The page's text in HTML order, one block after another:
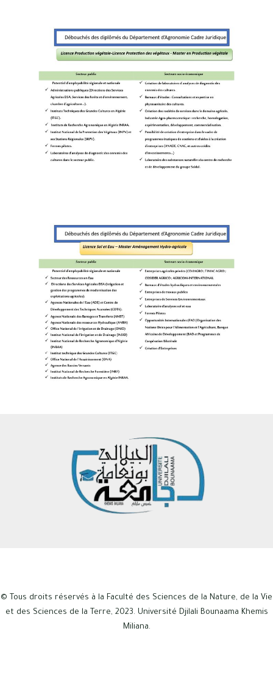
© Tous droits réservés à la Faculté des Sciences de la Nature, de la Vie
et des Sciences de la Terre, 2023. Université Djilali Bounaama Khemis
Miliana.